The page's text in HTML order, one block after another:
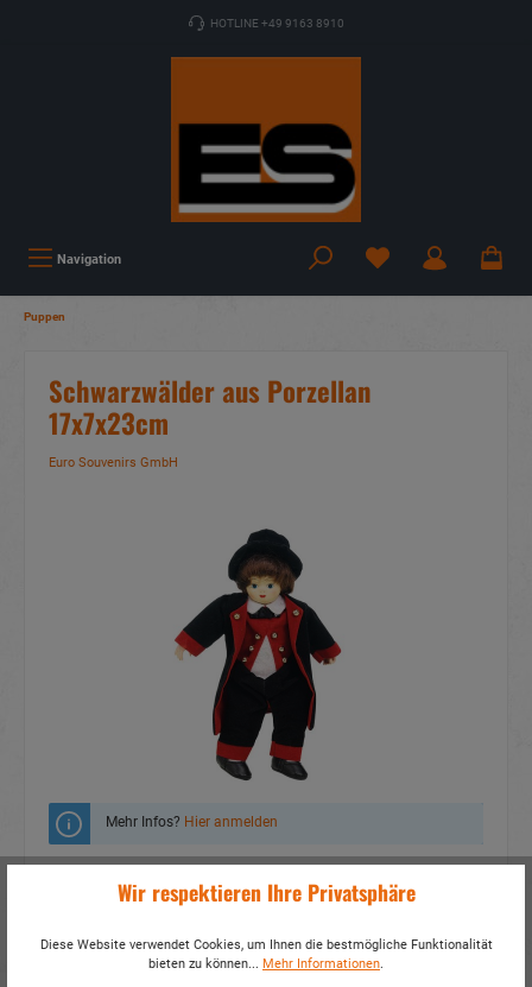
HOTLINE +49 9163 8910
Navigation
Puppen
Schwarzwälder aus Porzellan
17x7x23cm
Euro Souvenirs GmbH
Mehr Infos? Hier anmelden
Zum Merkzettel hinzufügen
Fragen zum Produkt
Wir respektieren Ihre Privatsphäre
Diese Website verwendet Cookies, um Ihnen die bestmögliche Funktionalität
bieten zu können... Mehr Informationen.